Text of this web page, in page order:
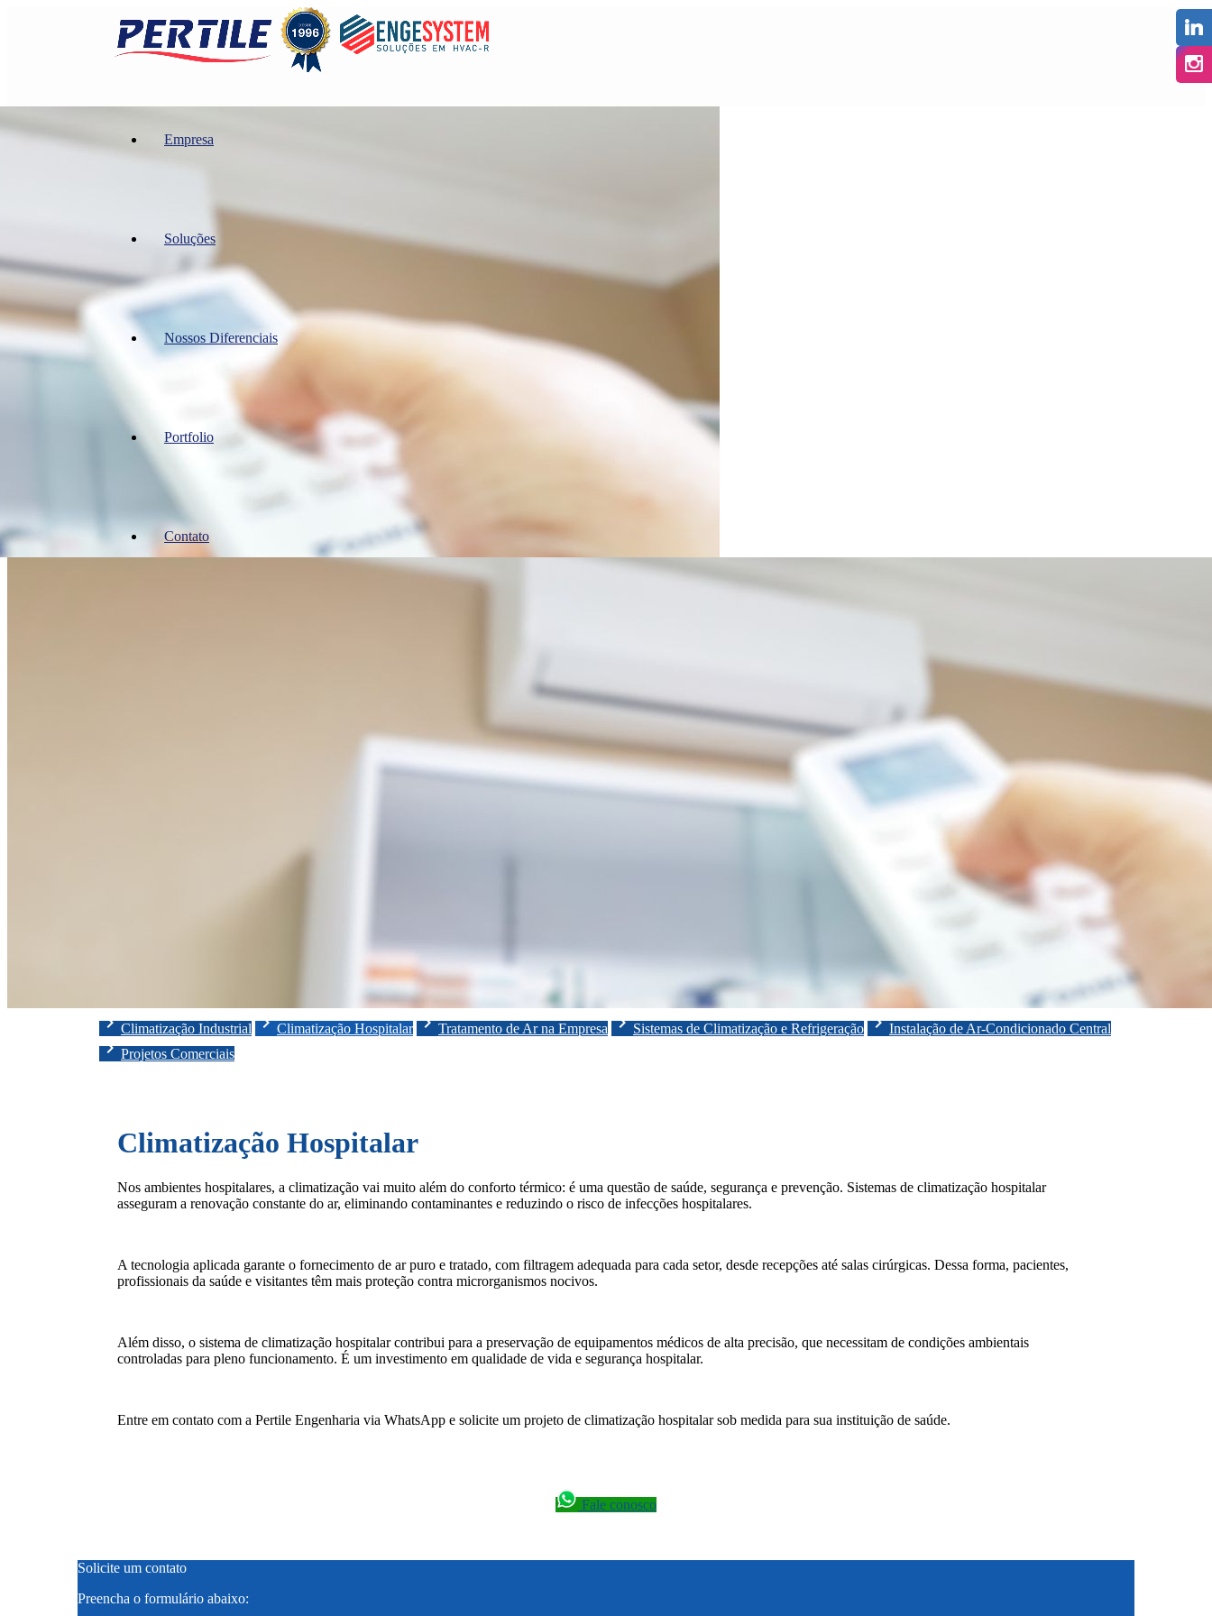
Empresa
Soluções
Nossos Diferenciais
Portfolio
Contato
chevron_rightClimatização Industrial chevron_rightClimatização Hospitalar chevron_rightTratamento de Ar na Empresa chevron_rightSistemas de Climatização e Refrigeração chevron_rightInstalação de Ar-Condicionado Central
chevron_rightProjetos Comerciais
Climatização Hospitalar
Nos ambientes hospitalares, a climatização vai muito além do conforto térmico: é uma questão de saúde, segurança e prevenção. Sistemas de climatização hospitalar
asseguram a renovação constante do ar, eliminando contaminantes e reduzindo o risco de infecções hospitalares.
A tecnologia aplicada garante o fornecimento de ar puro e tratado, com filtragem adequada para cada setor, desde recepções até salas cirúrgicas. Dessa forma, pacientes,
profissionais da saúde e visitantes têm mais proteção contra microrganismos nocivos.
Além disso, o sistema de climatização hospitalar contribui para a preservação de equipamentos médicos de alta precisão, que necessitam de condições ambientais
controladas para pleno funcionamento. É um investimento em qualidade de vida e segurança hospitalar.
Entre em contato com a Pertile Engenharia via WhatsApp e solicite um projeto de climatização hospitalar sob medida para sua instituição de saúde.
Fale conosco
Solicite um contato
Preencha o formulário abaixo: